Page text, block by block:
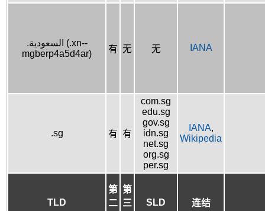
.السعودية (.xn--
mgberp4a5d4ar)
有 无 无 IANA
.sg 有 有
com.sg
edu.sg
gov.sg
idn.sg
net.sg
org.sg
per.sg
IANA,
Wikipedia
TLD
第
二
第
三
SLD 连结